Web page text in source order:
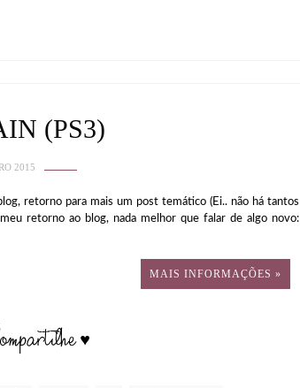
(PS3)
2015
retorno para mais um post temático (Ei.. não há tantos
retorno ao blog, nada melhor que falar de algo novo:
MAIS INFORMAÇÕES »